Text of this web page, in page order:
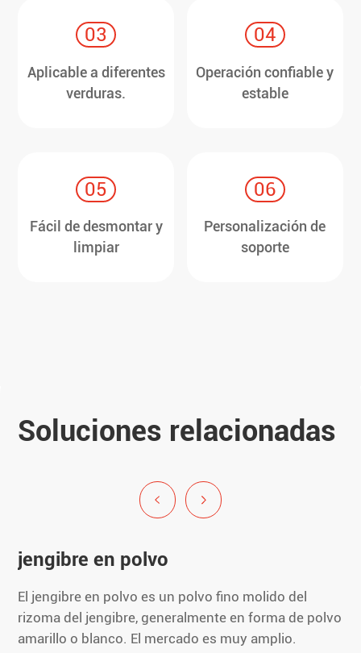
03
Aplicable a diferentes
verduras.
04
Operación confiable y
estable
05
Fácil de desmontar y
limpiar
06
Personalización de
soporte
Soluciones relacionadas
jengibre en polvo
El jengibre en polvo es un polvo fino molido del
rizoma del jengibre, generalmente en forma de polvo
amarillo o blanco. El mercado es muy amplio.